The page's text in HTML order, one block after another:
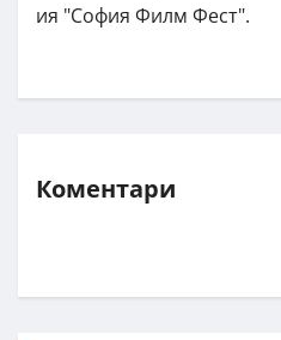
ия "София Филм Фест".
Коментари